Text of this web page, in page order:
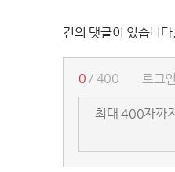
건의 댓글이 있습니다.
로그
0 / 400